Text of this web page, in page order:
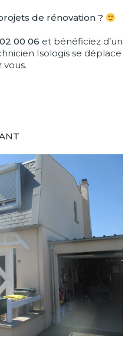
de rénovation ?
00 06 et bénéficiez d’un
Isologis se déplace
vous.